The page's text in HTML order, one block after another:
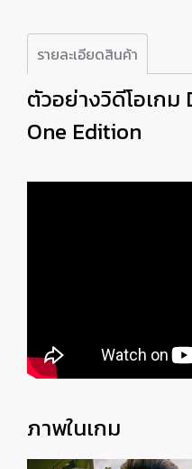
รายละเอียดสินค้า
ตัวอย่างวิดีโอเกม
One Edition
ภาพในเกม